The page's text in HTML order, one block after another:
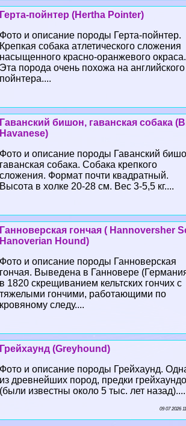
Герта-пойнтер (Hertha Pointer)
Фото и описание породы Герта-пойнтер.
Крепкая собака атлетического сложения
насыщенного красно-оранжевого окраса.
Эта порода очень похожа на английского
пойнтера....
Гаванский бишон, гаванская собака
Havanese)
Фото и описание породы Гаванский
гаванская собака. Собака крепкого
сложения. Формат почти квадратный.
Высота в холке 20-28 см. Вес 3-5,5 кг....
Ганноверская гончая ( Hannoversher
Hanoverian Hound)
Фото и описание породы Ганноверская
гончая. Выведена в Ганновере
в 1820 скрещиванием кельтских гончих с
тяжелыми гончими, работающими по
кровяному следу....
Грейхаунд (Greyhound)
Фото и описание породы Грейхаунд.
из древнейших пород, предки
(были известны около 5 тыс. лет назад)....
09 07 2026